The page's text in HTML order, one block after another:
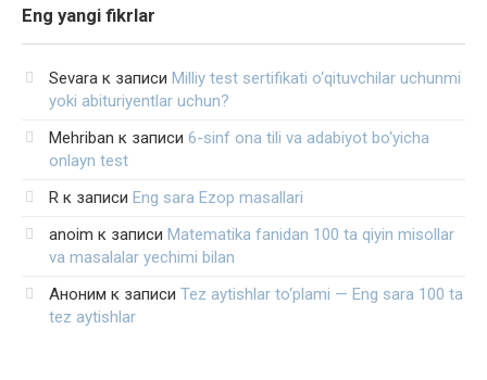
Eng yangi fikrlar
Sevara к записи Milliy test sertifikati o‘qituvchilar uchunmi
yoki abituriyentlar uchun?
Mehriban к записи 6-sinf ona tili va adabiyot bo‘yicha
onlayn test
R к записи Eng sara Ezop masallari
anoim к записи Matematika fanidan 100 ta qiyin misollar
va masalalar yechimi bilan
Аноним к записи Tez aytishlar to‘plami — Eng sara 100 ta
tez aytishlar